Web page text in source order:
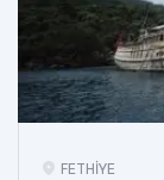
FETHIYE